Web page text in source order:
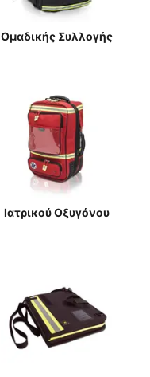
Ομαδικής Συλλογής
Ιατρικού Οξυγόνου